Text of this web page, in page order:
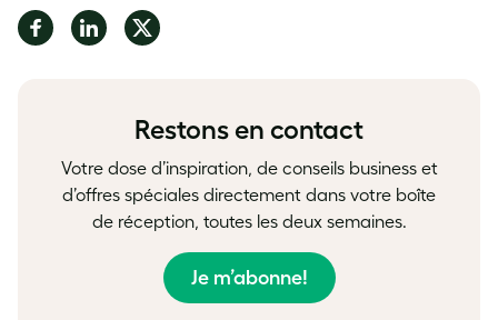
Share
on
Share
on
Share
on
Restons en contact
Votre dose d’inspiration, de conseils business et
d’offres spéciales directement dans votre boîte
de réception, toutes les deux semaines.
Je m’abonne!